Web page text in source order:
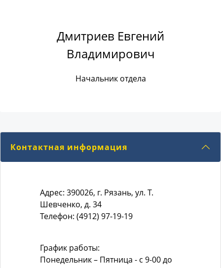
Дмитриев Евгений
Владимирович
Начальник отдела
Контактная информация
Адрес: 390026, г. Рязань, ул. Т.
Шевченко, д. 34
Телефон: (4912) 97-19-19
График работы:
Понедельник – Пятница - с 9-00 до